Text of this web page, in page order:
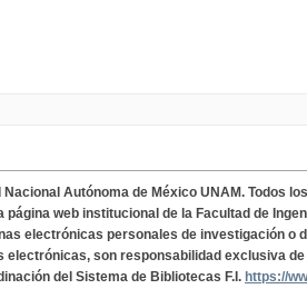
Autónoma de México UNAM. Todos
página web institucional de la Facultad de
electrónicas personales de investigación o
electrónicas, son responsabilidad exclusiva
del Sistema de Bibliotecas F.I. https://